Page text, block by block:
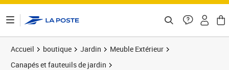
Accueil boutique Jardin
Meuble Extérieur
Canapés et fauteuils de jardin